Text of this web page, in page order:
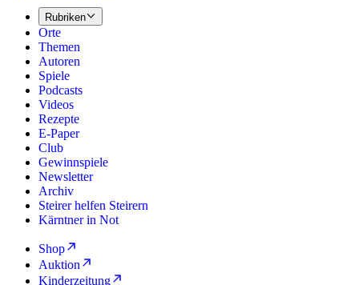
Rubriken
Orte
Themen
Autoren
Spiele
Podcasts
Videos
Rezepte
E-Paper
Club
Gewinnspiele
Newsletter
Archiv
Steirer helfen Steirern
Kärntner in Not
Shop
Auktion
Kinderzeitung